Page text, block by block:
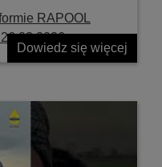
RAPOOL
Dowiedz się więcej